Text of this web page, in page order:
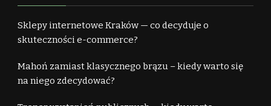
Sklepy internetowe Kraków — co decyduje o
skuteczności e-commerce?
Mahoń zamiast klasycznego brązu – kiedy warto się
na niego zdecydować?